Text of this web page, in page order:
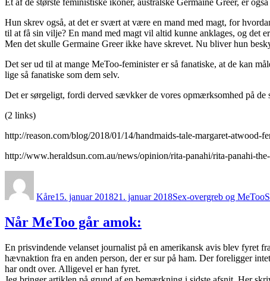
Et af de største feministiske ikoner, australske Germaine Greer, er
Hun skrev også, at det er svært at være en mand med magt, for
til at få sin vilje? En mand med magt vil altid kunne anklages, og det
Men det skulle Germaine Greer ikke have skrevet. Nu bliver hun
Det ser ud til at mange MeToo-feminister er så fanatiske, at de kan
lige så fanatiske som dem selv.
Det er sørgeligt, fordi derved sævkker de vores opmærksomhed på
(2 links)
http://reason.com/blog/2018/01/14/handmaids-tale-margaret-atwood-
http://www.heraldsun.com.au/news/opinion/rita-panahi/rita-panahi-
Kåre15. januar 201821. januar 2018Sex-overgreb og MeToo
Når MeToo går amok:
En prisvindende velanset journalist på en amerikansk avis blev fyret
hævnaktion fra en anden person, der er sur på ham. Der foreligger
har ondt over. Alligevel er han fyret.